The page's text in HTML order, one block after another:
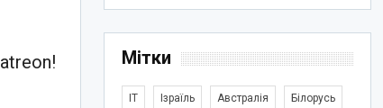
Мітки
IT Ізраїль Австралія Білорусь